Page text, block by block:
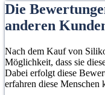
Die
anderen
Nach dem Kauf von
Möglichkeit, dass sie
Dabei erfolgt diese
erfahren diese Menschen